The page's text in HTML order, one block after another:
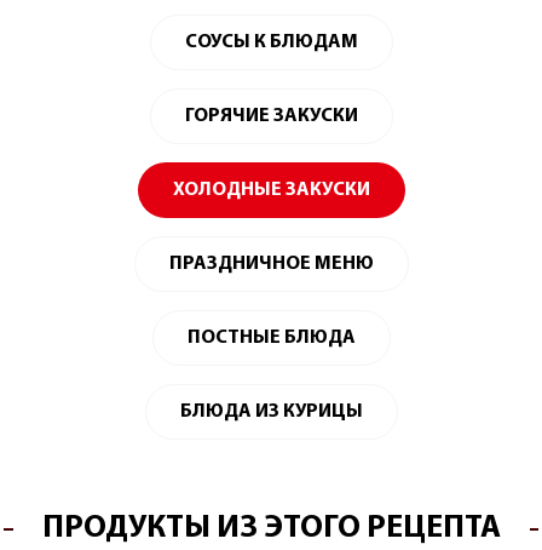
СОУСЫ К БЛЮДАМ
ГОРЯЧИЕ ЗАКУСКИ
ХОЛОДНЫЕ ЗАКУСКИ
ПРАЗДНИЧНОЕ МЕНЮ
ПОСТНЫЕ БЛЮДА
БЛЮДА ИЗ КУРИЦЫ
ПРОДУКТЫ ИЗ ЭТОГО РЕЦЕПТА